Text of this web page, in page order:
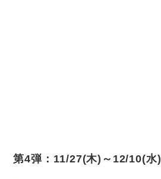
第4弾：11/27(木)～12/10(水)